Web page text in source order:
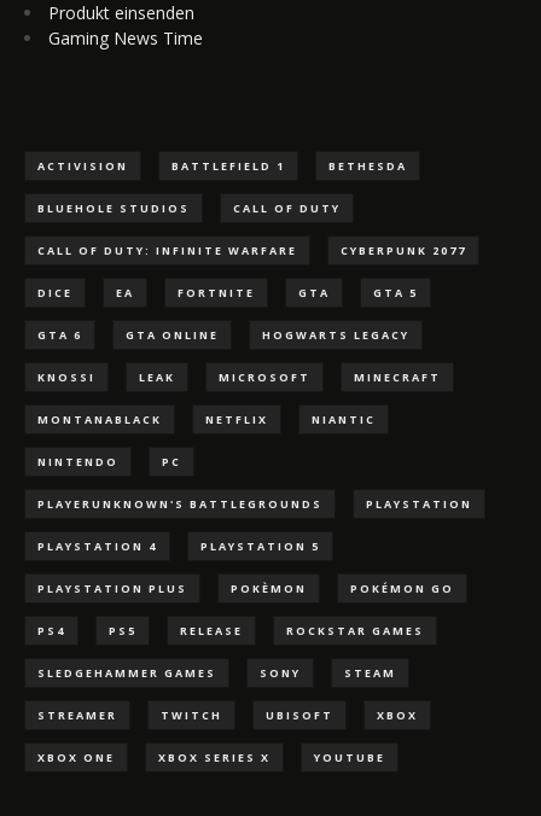
Produkt einsenden
Gaming News Time
ACTIVISION BATTLEFIELD 1 BETHESDA
BLUEHOLE STUDIOS CALL OF DUTY
CALL OF DUTY: INFINITE WARFARE CYBERPUNK 2077
DICE EA FORTNITE GTA GTA 5
GTA 6 GTA ONLINE HOGWARTS LEGACY
KNOSSI LEAK MICROSOFT MINECRAFT
MONTANABLACK NETFLIX NIANTIC
NINTENDO PC
PLAYERUNKNOWN'S BATTLEGROUNDS PLAYSTATION
PLAYSTATION 4 PLAYSTATION 5
PLAYSTATION PLUS POKÈMON POKÉMON GO
PS4 PS5 RELEASE ROCKSTAR GAMES
SLEDGEHAMMER GAMES SONY STEAM
STREAMER TWITCH UBISOFT XBOX
XBOX ONE XBOX SERIES X YOUTUBE